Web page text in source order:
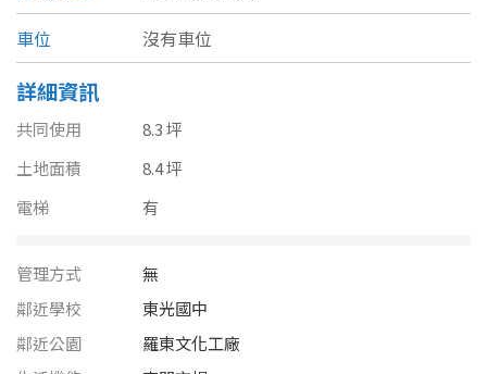
台中市
彰化縣
南投縣
雲林縣
嘉義市
嘉義縣
台南市
坪數
60~70 坪
80坪以上
車位
沒有車位
詳細資訊
共同使用
8.3 坪
土地面積
8.4 坪
電梯
有
管理方式
無
鄰近學校
東光國中
鄰近公園
羅東文化工廠